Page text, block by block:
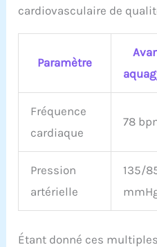
cardiovasculaire de
Paramètre
Fréquence
cardiaque
78
Pression
artérielle
135/
Étant donné ces